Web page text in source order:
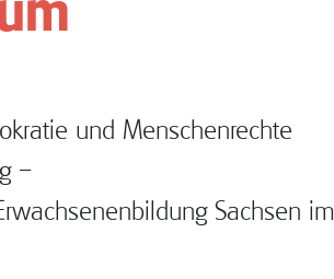
und Menschenrechte
–
Sachsen im